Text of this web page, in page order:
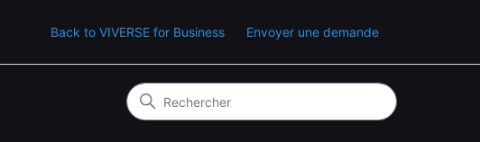
Back to VIVERSE for Business Envoyer une demande